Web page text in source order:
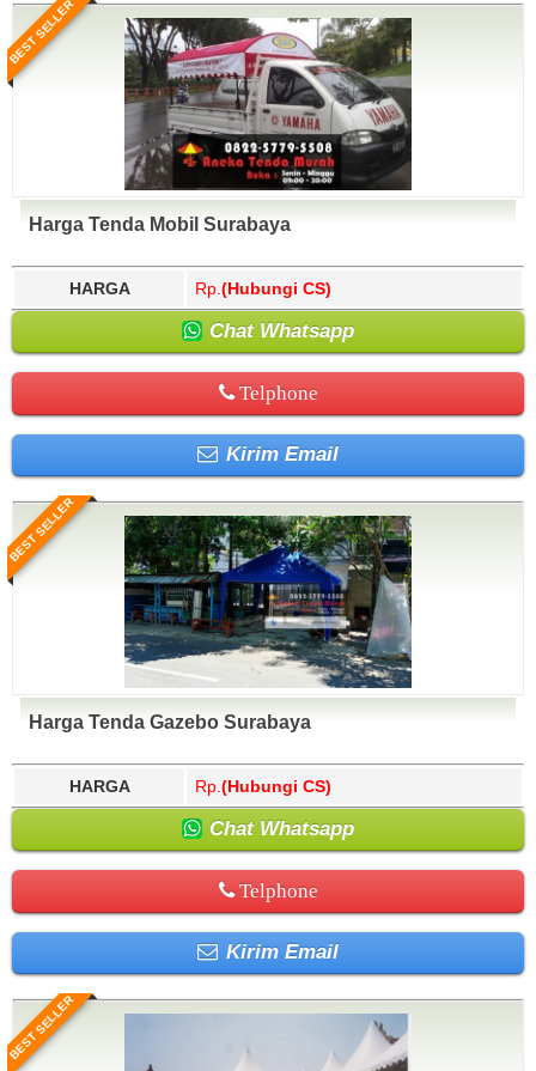
BEST SELLER
Harga Tenda Mobil Surabaya
HARGA Rp. (Hubungi CS)
Chat Whatsapp
Telphone
Kirim Email
BEST SELLER
Harga Tenda Gazebo Surabaya
HARGA Rp. (Hubungi CS)
Chat Whatsapp
Telphone
Kirim Email
BEST SELLER